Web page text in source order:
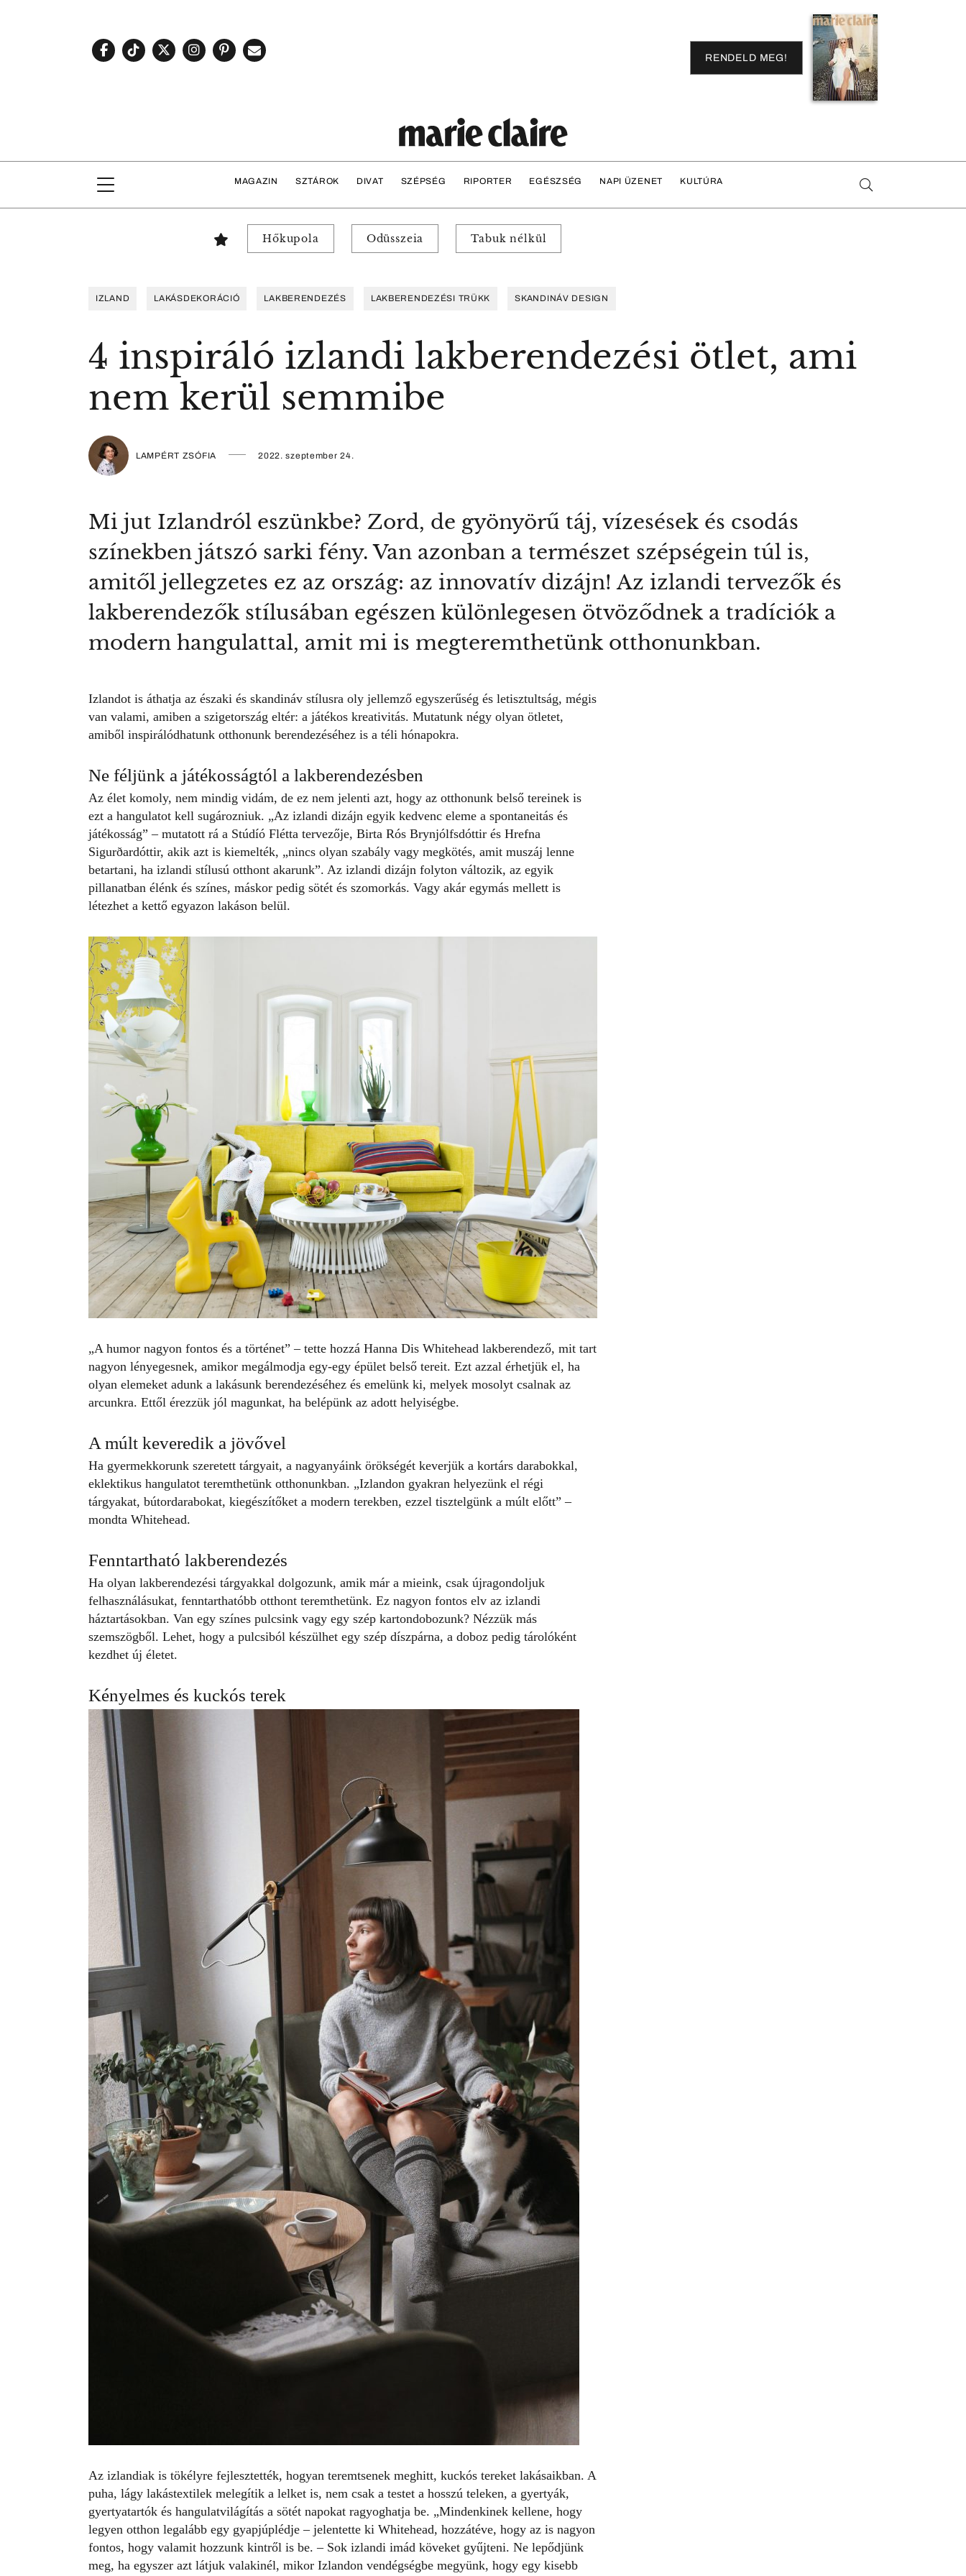
RENDELD MEG!
MAGAZIN SZTÁROK DIVAT SZÉPSÉG RIPORTER EGÉSZSÉG NAPI ÜZENET KULTÚRA
Hőkupola Odüsszeia Tabuk nélkül
IZLAND LAKÁSDEKORÁCIÓ LAKBERENDEZÉS LAKBERENDEZÉSI TRÜKK SKANDINÁV DESIGN
4 inspiráló izlandi lakberendezési ötlet, ami
nem kerül semmibe
LAMPÉRT ZSÓFIA 2022. szeptember 24.
Mi jut Izlandról eszünkbe? Zord, de gyönyörű táj, vízesések és csodás
színekben játszó sarki fény. Van azonban a természet szépségein túl is,
amitől jellegzetes ez az ország: az innovatív dizájn! Az izlandi tervezők és
lakberendezők stílusában egészen különlegesen ötvöződnek a tradíciók a
modern hangulattal, amit mi is megteremthetünk otthonunkban.
Izlandot is áthatja az északi és skandináv stílusra oly jellemző egyszerűség és letisztultság, mégis
van valami, amiben a szigetország eltér: a játékos kreativitás. Mutatunk négy olyan ötletet,
amiből inspirálódhatunk otthonunk berendezéséhez is a téli hónapokra.
Ne féljünk a játékosságtól a lakberendezésben
Az élet komoly, nem mindig vidám, de ez nem jelenti azt, hogy az otthonunk belső tereinek is
ezt a hangulatot kell sugározniuk. „Az izlandi dizájn egyik kedvenc eleme a spontaneitás és
játékosság” – mutatott rá a Stúdíó Flétta tervezője, Birta Rós Brynjólfsdóttir és Hrefna
Sigurðardóttir, akik azt is kiemelték, „nincs olyan szabály vagy megkötés, amit muszáj lenne
betartani, ha izlandi stílusú otthont akarunk”. Az izlandi dizájn folyton változik, az egyik
pillanatban élénk és színes, máskor pedig sötét és szomorkás. Vagy akár egymás mellett is
létezhet a kettő egyazon lakáson belül.
„A humor nagyon fontos és a történet” – tette hozzá Hanna Dis Whitehead lakberendező, mit tart
nagyon lényegesnek, amikor megálmodja egy-egy épület belső tereit. Ezt azzal érhetjük el, ha
olyan elemeket adunk a lakásunk berendezéséhez és emelünk ki, melyek mosolyt csalnak az
arcunkra. Ettől érezzük jól magunkat, ha belépünk az adott helyiségbe.
A múlt keveredik a jövővel
Ha gyermekkorunk szeretett tárgyait, a nagyanyáink örökségét keverjük a kortárs darabokkal,
eklektikus hangulatot teremthetünk otthonunkban. „Izlandon gyakran helyezünk el régi
tárgyakat, bútordarabokat, kiegészítőket a modern terekben, ezzel tisztelgünk a múlt előtt” –
mondta Whitehead.
Fenntartható lakberendezés
Ha olyan lakberendezési tárgyakkal dolgozunk, amik már a mieink, csak újragondoljuk
felhasználásukat, fenntarthatóbb otthont teremthetünk. Ez nagyon fontos elv az izlandi
háztartásokban. Van egy színes pulcsink vagy egy szép kartondobozunk? Nézzük más
szemszögből. Lehet, hogy a pulcsiból készülhet egy szép díszpárna, a doboz pedig tárolóként
kezdhet új életet.
Kényelmes és kuckós terek
Az izlandiak is tökélyre fejlesztették, hogyan teremtsenek meghitt, kuckós tereket lakásaikban. A
puha, lágy lakástextilek melegítik a lelket is, nem csak a testet a hosszú teleken, a gyertyák,
gyertyatartók és hangulatvilágítás a sötét napokat ragyoghatja be. „Mindenkinek kellene, hogy
legyen otthon legalább egy gyapjúplédje – jelentette ki Whitehead, hozzátéve, hogy az is nagyon
fontos, hogy valamit hozzunk kintről is be. – Sok izlandi imád köveket gyűjteni. Ne lepődjünk
meg, ha egyszer azt látjuk valakinél, mikor Izlandon vendégségbe megyünk, hogy egy kisebb